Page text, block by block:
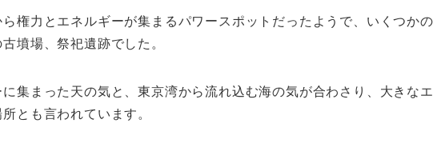
権力とエネルギーが集まるパワースポットだったようで、いくつかの
墳場、祭祀遺跡でした。
集まった天の気と、東京湾から流れ込む海の気が合わさり、大きなエ
とも言われています。